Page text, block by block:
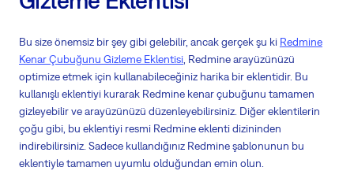
Bu size önemsiz bir şey gibi gelebilir, ancak gerçek şu ki Redmine
Kenar Çubuğunu Gizleme Eklentisi , Redmine arayüzünüzü
optimize etmek için kullanabileceğiniz harika bir eklentidir. Bu
kullanışlı eklentiyi kurarak Redmine kenar çubuğunu tamamen
gizleyebilir ve arayüzünüzü düzenleyebilirsiniz. Diğer eklentilerin
çoğu gibi, bu eklentiyi resmi Redmine eklenti dizininden
indirebilirsiniz. Sadece kullandığınız Redmine şablonunun bu
eklentiyle tamamen uyumlu olduğundan emin olun.